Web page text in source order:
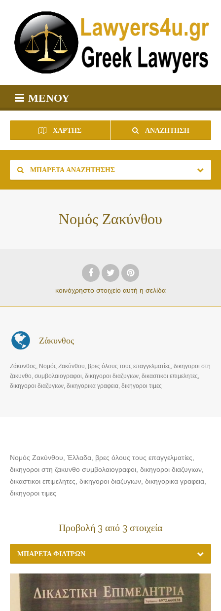
ΜΕΝΟΎ
ΧΆΡΤΗΣ ΑΝΑΖΉΤΗΣΗ
ΜΠΑΡΈΤΑ ΑΝΑΖΉΤΗΣΗΣ
Νομός Ζακύνθου
κοινόχρηστο στοιχείο αυτή η σελίδα
Ζάκυνθος
Ζάκυνθος, Νομός Ζακύνθου, βρες όλους τους επαγγελματίες, δικηγοροι στη
ζακυνθο, συμβολαιογραφοι, δικηγοροι διαζυγιων, δικαστικοι επιμελητες,
δικηγοροι διαζυγιων, δικηγορικα γραφεια, δικηγοροι τιμες
Νομός Ζακύνθου, Έλλαδα, βρες όλους τους επαγγελματίες,
δικηγοροι στη ζακυνθο συμβολαιογραφοι, δικηγοροι διαζυγιων,
δικαστικοι επιμελητες, δικηγοροι διαζυγιων, δικηγορικα γραφεια,
δικηγοροι τιμες
Προβολή 3 από 3 στοιχεία
ΜΠΑΡΈΤΑ ΦΊΛΤΡΩΝ